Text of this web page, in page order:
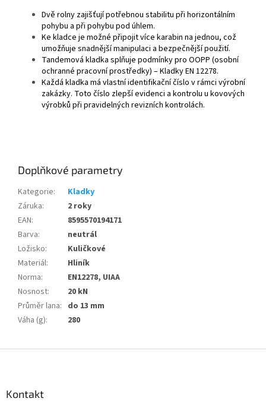
Dvě rolny zajišťují potřebnou stabilitu při horizontálním
pohybu a při pohybu pod úhlem.
Ke kladce je možné připojit více karabin na jednou, což
umožňuje snadnější manipulaci a bezpečnější použití.
Tandemová kladka splňuje podmínky pro OOPP (osobní
ochranné pracovní prostředky) – Kladky EN 12278.
Každá kladka má vlastní identifikační číslo v rámci výrobní
zakázky. Toto číslo zlepší evidenci a kontrolu u kovových
výrobků při pravidelných revizních kontrolách.
Doplňkové parametry
Kategorie:
Kladky
Záruka:
2 roky
EAN:
8595570194171
Barva:
neutrál
Ložisko:
Kuličkové
Materiál:
Hliník
Norma:
EN12278, UIAA
Nosnost:
20 kN
Průměr lana: do 13 mm
Váha (g): 280
Kontakt